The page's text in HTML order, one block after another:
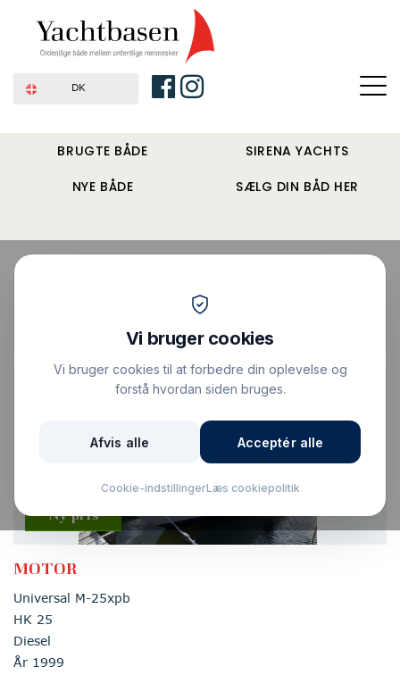
DK
BRUGTE BÅDE
NYE BÅDE
SIRENA YACHTS
SÆLG DIN BÅD HER
Pris : 195.000 DKK|
Ny pris
MOTOR
Universal M-25xpb
HK 25
Diesel
År 1999